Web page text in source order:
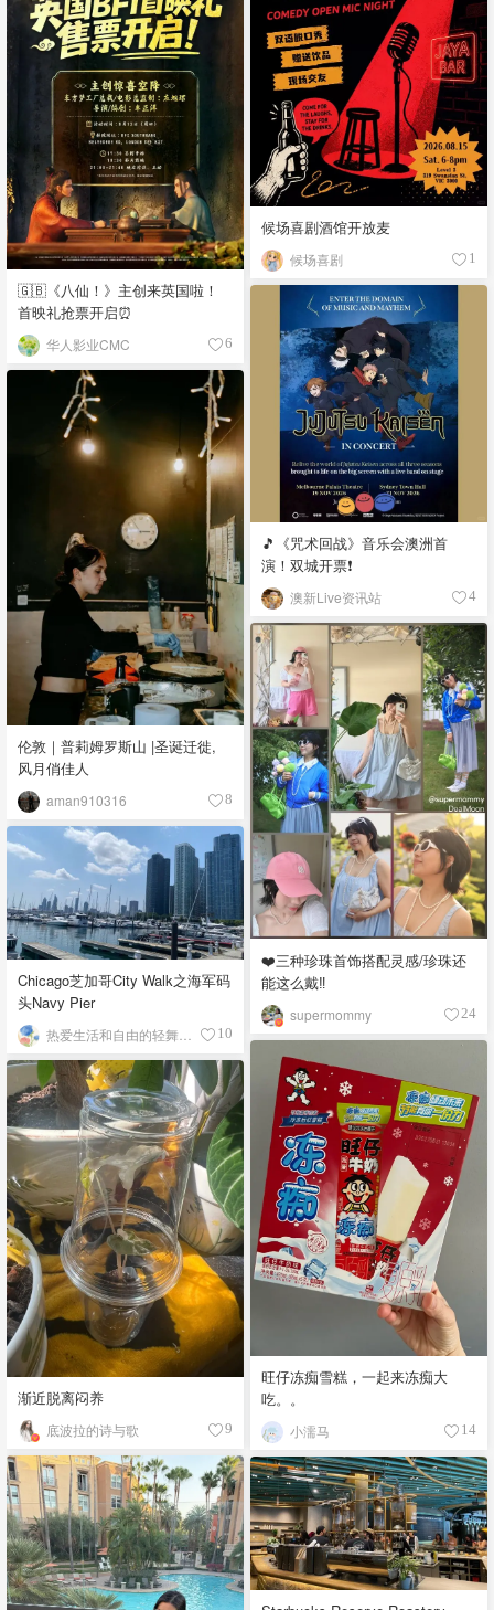
🇬🇧《八仙！》主创来英国啦！
首映礼抢票开启⏰
华人影业CMC 6
候场喜剧酒馆开放麦
候场喜剧 1
🎵《咒术回战》音乐会澳洲首
演！双城开票❗️
澳新Live资讯站 4
伦敦｜普莉姆罗斯山 |圣诞迁徙,
风月俏佳人
aman910316 8
❤️三种珍珠首饰搭配灵感/珍珠还
能这么戴‼️
supermommy 24
Chicago芝加哥City Walk之海军码
头Navy Pier
10
旺仔冻痴雪糕，一起来冻痴大
吃。。
小濡马 14
渐近脱离闷养
底波拉的诗与歌 9